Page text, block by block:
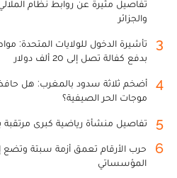
تفاصيل مثيرة عن روابط نظام
والجزائر
3
بدفع كفالة تصل إلى 20 ألف دولار
4
أضخم ثلاثة سدود بالمغرب: هل
موجات الحر الصيفية؟
5 تفاصيل منشأة رياضية كبرى مرتقبة
6
حرب الأرقام تعمق أزمة سبتة وتضع
المؤسساتي